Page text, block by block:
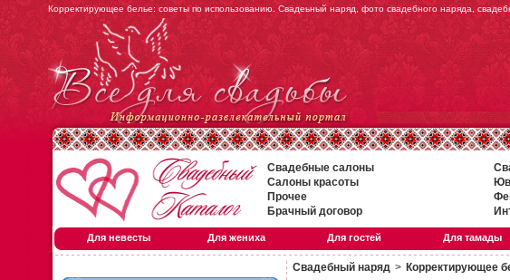
Корректирующее белье: советы по использованию. Свадеьный наряд, фото свадебного наряда,
Свадебные салоны
Салоны красоты
Прочее
Брачный договор
Для невесты Для жениха Для гостей Для тамады
Свадебный наряд > Корректирующее